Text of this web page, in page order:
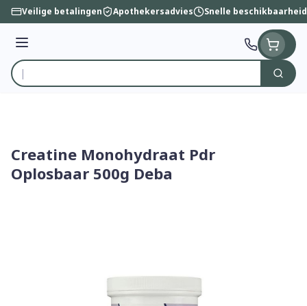
Ga naar de inhoud
Veilige betalingen Apothekersadvies Snelle beschikbaarheid
Menu
Product, merk, categorie...
Zoek
Creatine Monohydraat Pdr
Oplosbaar 500g Deba